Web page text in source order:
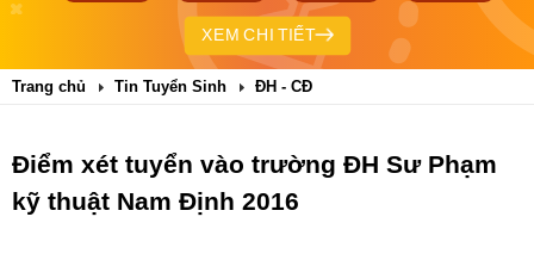
XEM CHI TIẾT
Trang chủ Tin Tuyển Sinh ĐH - CĐ
Điểm xét tuyển vào trường ĐH Sư Phạm
kỹ thuật Nam Định 2016